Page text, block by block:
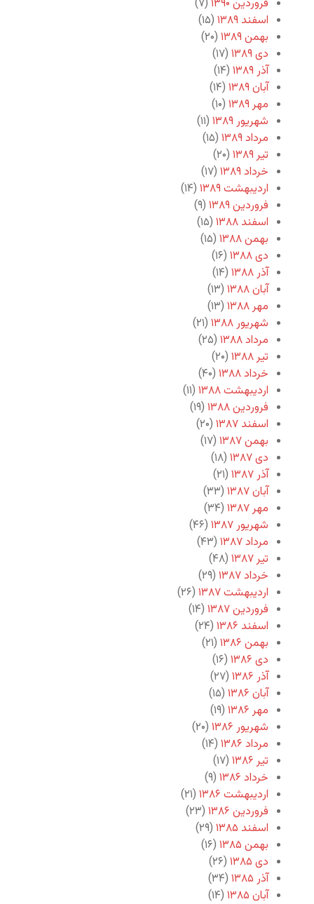
فروردین ۱۳۹۰
(۷)
اسفند ۱۳۸۹
(۱۵)
بهمن ۱۳۸۹
(۲۰)
دی ۱۳۸۹
(۱۷)
آذر ۱۳۸۹
(۱۴)
آبان ۱۳۸۹
(۱۴)
مهر ۱۳۸۹
(۱۰)
شهریور ۱۳۸۹
(۱۱)
مرداد ۱۳۸۹
(۱۵)
تیر ۱۳۸۹
(۲۰)
خرداد ۱۳۸۹
(۱۷)
اردیبهشت ۱۳۸۹
(۱۴)
فروردین ۱۳۸۹
(۹)
اسفند ۱۳۸۸
(۱۵)
بهمن ۱۳۸۸
(۱۵)
دی ۱۳۸۸
(۱۶)
آذر ۱۳۸۸
(۱۴)
آبان ۱۳۸۸
(۱۳)
مهر ۱۳۸۸
(۱۳)
شهریور ۱۳۸۸
(۲۱)
مرداد ۱۳۸۸
(۲۵)
تیر ۱۳۸۸
(۲۰)
خرداد ۱۳۸۸
(۴۰)
اردیبهشت ۱۳۸۸
(۱۱)
فروردین ۱۳۸۸
(۱۹)
اسفند ۱۳۸۷
(۲۰)
بهمن ۱۳۸۷
(۱۷)
دی ۱۳۸۷
(۱۸)
آذر ۱۳۸۷
(۲۱)
آبان ۱۳۸۷
(۳۳)
مهر ۱۳۸۷
(۳۴)
شهریور ۱۳۸۷
(۴۶)
مرداد ۱۳۸۷
(۴۳)
تیر ۱۳۸۷
(۴۸)
خرداد ۱۳۸۷
(۲۹)
اردیبهشت ۱۳۸۷
(۲۶)
فروردین ۱۳۸۷
(۱۴)
اسفند ۱۳۸۶
(۲۴)
بهمن ۱۳۸۶
(۲۱)
دی ۱۳۸۶
(۱۶)
آذر ۱۳۸۶
(۲۷)
آبان ۱۳۸۶
(۱۵)
مهر ۱۳۸۶
(۱۹)
شهریور ۱۳۸۶
(۲۰)
مرداد ۱۳۸۶
(۱۴)
تیر ۱۳۸۶
(۱۷)
خرداد ۱۳۸۶
(۹)
اردیبهشت ۱۳۸۶
(۲۱)
فروردین ۱۳۸۶
(۲۳)
اسفند ۱۳۸۵
(۲۹)
بهمن ۱۳۸۵
(۱۶)
دی ۱۳۸۵
(۲۶)
آذر ۱۳۸۵
(۳۴)
آبان ۱۳۸۵
(۱۴)